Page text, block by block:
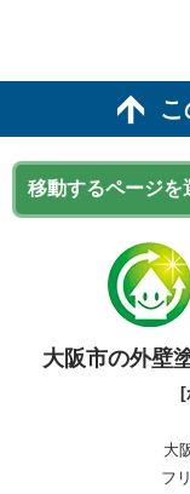
大阪市の外壁
[
大
フ